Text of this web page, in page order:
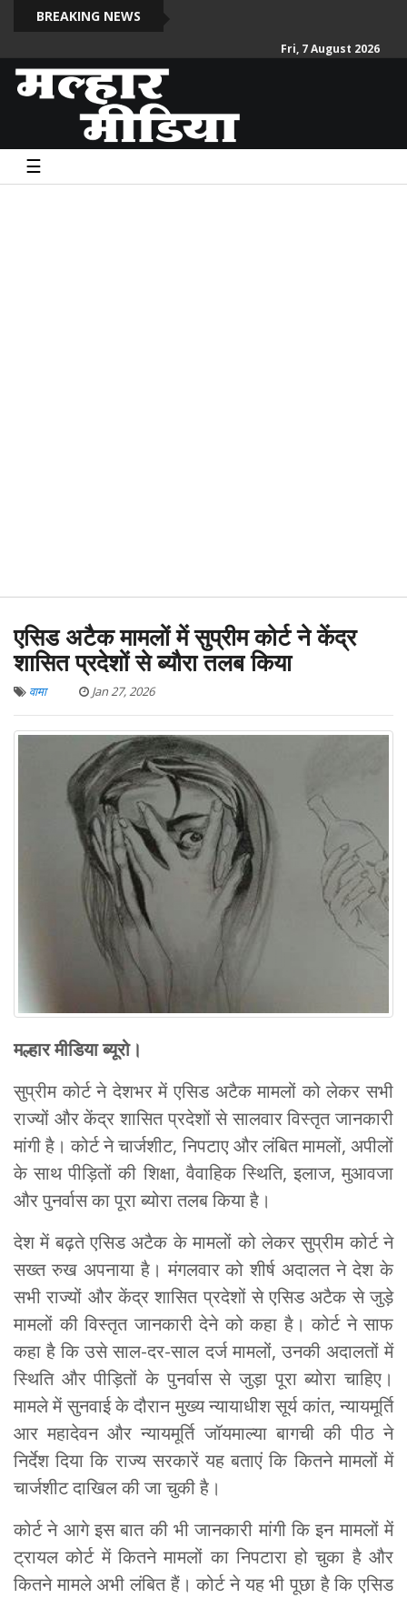
BREAKING NEWS
Fri, 7 August 2026
☰
एसिड अटैक मामलों में सुप्रीम कोर्ट ने केंद्र
शासित प्रदेशों से ब्यौरा तलब किया
वामा Jan 27, 2026
मल्हार मीडिया ब्यूरो।
सुप्रीम कोर्ट ने देशभर में एसिड अटैक मामलों को लेकर सभी
राज्यों और केंद्र शासित प्रदेशों से सालवार विस्तृत जानकारी
मांगी है। कोर्ट ने चार्जशीट, निपटाए और लंबित मामलों, अपीलों
के साथ पीड़ितों की शिक्षा, वैवाहिक स्थिति, इलाज, मुआवजा
और पुनर्वास का पूरा ब्योरा तलब किया है।
देश में बढ़ते एसिड अटैक के मामलों को लेकर सुप्रीम कोर्ट ने
सख्त रुख अपनाया है। मंगलवार को शीर्ष अदालत ने देश के
सभी राज्यों और केंद्र शासित प्रदेशों से एसिड अटैक से जुड़े
मामलों की विस्तृत जानकारी देने को कहा है। कोर्ट ने साफ
कहा है कि उसे साल-दर-साल दर्ज मामलों, उनकी अदालतों में
स्थिति और पीड़ितों के पुनर्वास से जुड़ा पूरा ब्योरा चाहिए।
मामले में सुनवाई के दौरान मुख्य न्यायाधीश सूर्य कांत, न्यायमूर्ति
आर महादेवन और न्यायमूर्ति जॉयमाल्या बागची की पीठ ने
निर्देश दिया कि राज्य सरकारें यह बताएं कि कितने मामलों में
चार्जशीट दाखिल की जा चुकी है।
कोर्ट ने आगे इस बात की भी जानकारी मांगी कि इन मामलों में
ट्रायल कोर्ट में कितने मामलों का निपटारा हो चुका है और
कितने मामले अभी लंबित हैं। कोर्ट ने यह भी पूछा है कि एसिड